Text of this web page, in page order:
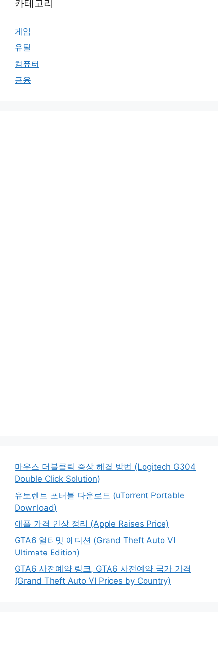
카테고리
게임
유틸
컴퓨터
금융
마우스 더블클릭 증상 해결 방법 (Logitech G304
Double Click Solution)
유토렌트 포터블 다운로드 (uTorrent Portable
Download)
애플 가격 인상 정리 (Apple Raises Price)
GTA6 얼티밋 에디션 (Grand Theft Auto VI
Ultimate Edition)
GTA6 사전예약 링크, GTA6 사전예약 국가 가격
(Grand Theft Auto VI Prices by Country)